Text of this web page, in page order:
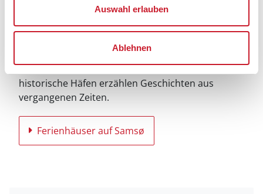
Auswahl erlauben
Ablehnen
Ostseeurlaub auf der Insel Samsø
Dörfer der Insel Samsø wirkt auf Sie wie eine Reise
durch die Zeit. Alte Fachwerkhäuser und
historische Häfen erzählen Geschichten aus
vergangenen Zeiten.
Ferienhäuser auf Samsø